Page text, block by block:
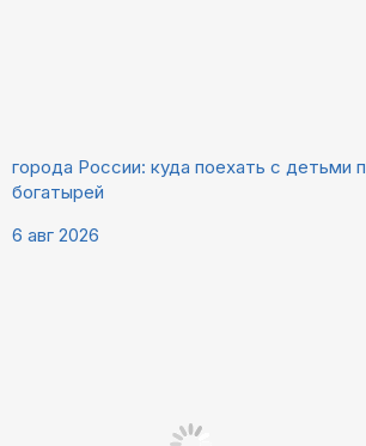
города России: куда поехать с детьми
богатырей
6 авг 2026